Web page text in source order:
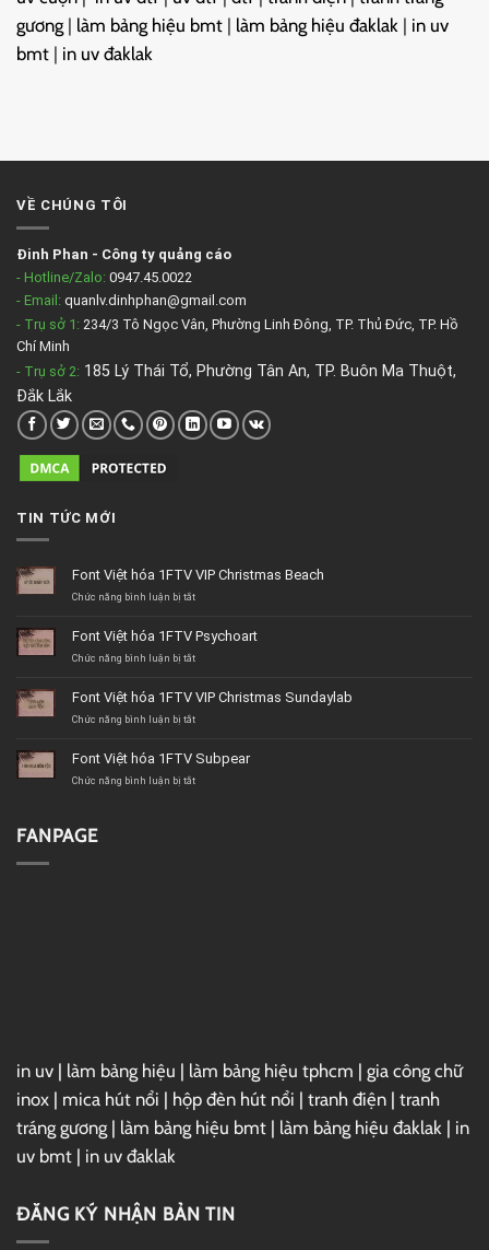
gương | làm bảng hiệu bmt | làm bảng hiệu đaklak | in uv
bmt | in uv đaklak
VỀ CHÚNG TÔI
Đinh Phan - Công ty quảng cáo
- Hotline/Zalo: 0947.45.0022
- Email: quanlv.dinhphan@gmail.com
- Trụ sở 1: 234/3 Tô Ngọc Vân, Phường Linh Đông, TP. Thủ Đức, TP. Hồ
Chí Minh
- Trụ sở 2: 185 Lý Thái Tổ, Phường Tân An, TP. Buôn Ma Thuột,
Đắk Lắk
TIN TỨC MỚI
Font Việt hóa 1FTV VIP Christmas Beach
Chức năng bình luận bị tắtở
hóa
1FTV
Beach
Font Việt hóa 1FTV Psychoart
Chức năng bình luận bị tắtở
hóa
1FTV
Font Việt hóa 1FTV VIP Christmas Sundaylab
Chức năng bình luận bị tắtở
hóa
1FTV
Font Việt hóa 1FTV Subpear
Chức năng bình luận bị tắtở
FANPAGE
in uv | làm bảng hiệu | làm bảng hiệu tphcm | gia công chữ
inox | mica hút nổi | hộp đèn hút nổi | tranh điện | tranh
tráng gương | làm bảng hiệu bmt | làm bảng hiệu đaklak | in
uv bmt | in uv đaklak
ĐĂNG KÝ NHẬN BẢN TIN